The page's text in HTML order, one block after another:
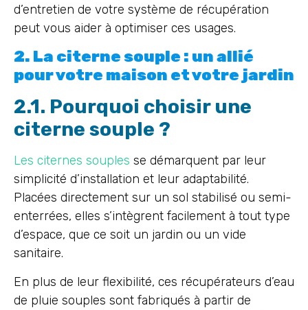
d’entretien de votre système de récupération
peut vous aider à optimiser ces usages.
2. La citerne souple : un allié
pour votre maison et votre jardin
2.1. Pourquoi choisir une
citerne souple ?
Les citernes souples se démarquent par leur
simplicité d’installation et leur adaptabilité.
Placées directement sur un sol stabilisé ou semi-
enterrées, elles s’intègrent facilement à tout type
d’espace, que ce soit un jardin ou un vide
sanitaire.
En plus de leur flexibilité, ces récupérateurs d’eau
de pluie souples sont fabriqués à partir de